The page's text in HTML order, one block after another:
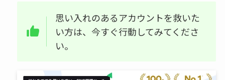
思い入れのあるアカウントを救いた
い方は、今すぐ行動してみてくださ
い。